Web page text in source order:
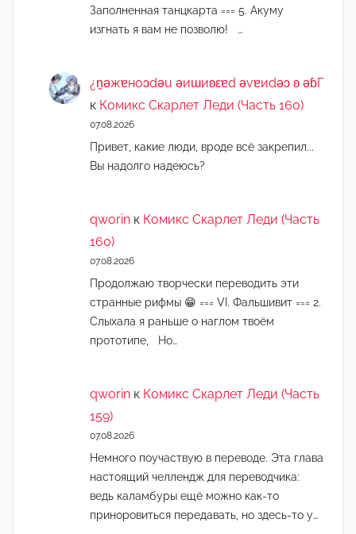
Заполненная танцкарта === 5. Акуму
изгнать я вам не позволю! …
¿n̯ǝжɐноɔdǝu ǝиɯиʚεɐd ǝvɐиdǝɔ ʚ ǝɓГ
к Комикс Скарлет Леди (Часть 160)
07.08.2026
Привет, какие люди, вроде всё закрепил...
Вы надолго надеюсь?
qworin к Комикс Скарлет Леди (Часть
160)
07.08.2026
Продолжаю творчески переводить эти
странные рифмы 😁 === VI. Фальшивит === 2.
Слыхала я раньше о наглом твоём
прототипе, Но…
qworin к Комикс Скарлет Леди (Часть
159)
07.08.2026
Немного поучаствую в переводе. Эта глава
настоящий челлендж для переводчика:
ведь каламбуры ещё можно как-то
приноровиться передавать, но здесь-то у…